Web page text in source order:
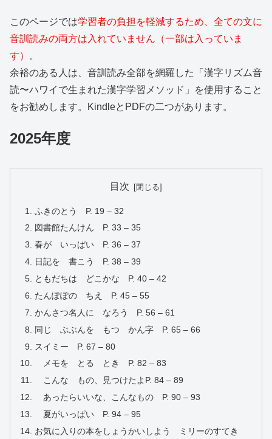
このページでは学習者の負担を軽減するため、全ての文に
音訓読みの両方は入れていません（一部は入っていま
す）
。
余裕のある人は、音訓読み全部を網羅した「漢字リズム音
読〜ハワイで生まれた漢字学習メソッド」を使用すること
をお勧めします。KindleとPDFの二つがあります。
2025年度
目次
ふきのとう P. 19 – 32
図書館たんけん P. 33 – 35
春が いっぱい P. 36 – 37
日記を 書こう P. 38 – 39
ともだちは どこかな P. 40 – 42
たんぽぽの ちえ P. 45 – 55
かんさつ名人に なろう P. 56 – 61
同じ ぶぶんを もつ かん字 P. 65 – 66
スイミー P. 67 – 80
メモを とる とき P. 82 – 83
こんな もの、見つけたよP. 84 – 89
あったらいいな、こんなもの P. 90 – 93
夏がいっぱい P. 94 – 95
お気に入りの本をしょうかいしよう ミリーのすてき